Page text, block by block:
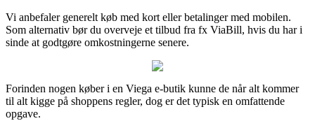
Vi anbefaler generelt køb med kort eller betalinger med mobilen.
Som alternativ bør du overveje et tilbud fra fx ViaBill, hvis du har i
sinde at godtgøre omkostningerne senere.
Forinden nogen køber i en Viega e-butik kunne de når alt kommer
til alt kigge på shoppens regler, dog er det typisk en omfattende
opgave.